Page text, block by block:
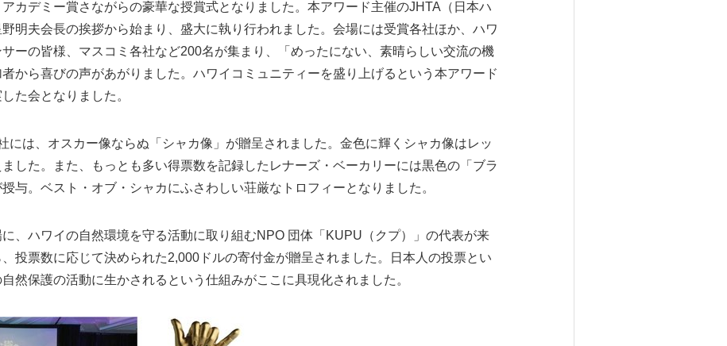
カデミー賞さながらの豪華な授賞式となりました。本アワード主催のJHTA（日本ハ
明夫会長の挨拶から始まり、盛大に執り行われました。会場には受賞各社ほか、ハワ
ーの皆様、マスコミ各社など200名が集まり、「めったにない、素晴らしい交流の機
から喜びの声があがりました。ハワイコミュニティーを盛り上げるという本アワード
た会となりました。
は、オスカー像ならぬ「シャカ像」が贈呈されました。金色に輝くシャカ像はレッ
ました。また、もっとも多い得票数を記録したレナーズ・ベーカリーには黒色の「ブラ
与。ベスト・オブ・シャカにふさわしい荘厳なトロフィーとなりました。
、ハワイの自然環境を守る活動に取り組むNPO 団体「KUPU（クプ）」の代表が来
投票数に応じて決められた2,000ドルの寄付金が贈呈されました。日本人の投票とい
然保護の活動に生かされるという仕組みがここに具現化されました。